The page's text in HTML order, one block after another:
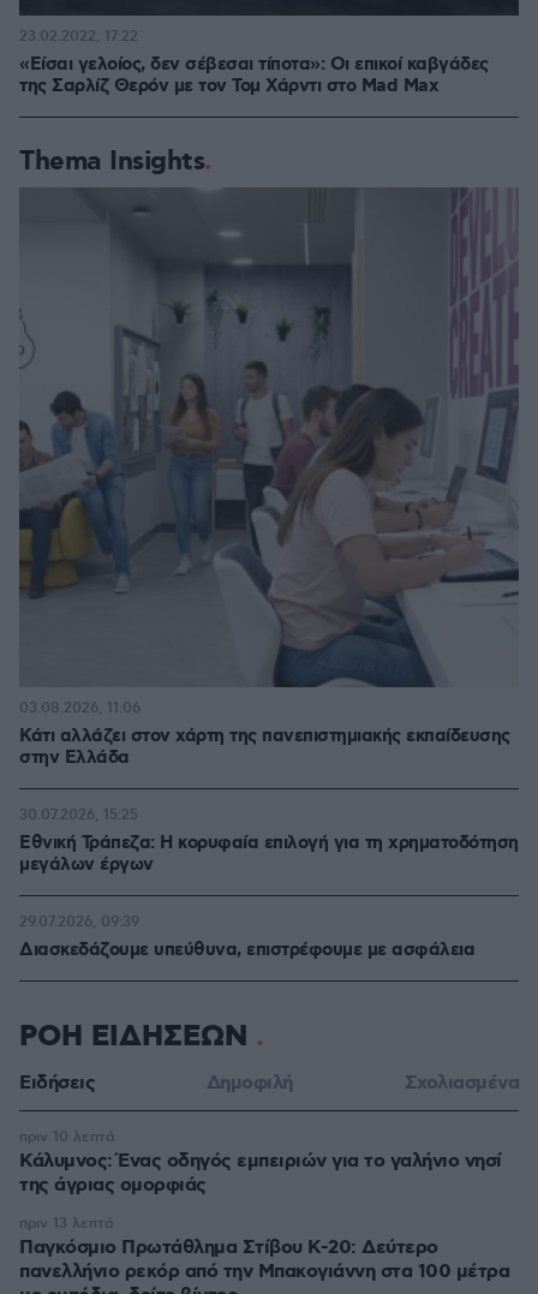
«Είσαι γελοίος, δεν σέβεσαι τίποτα»: Οι επικοί καβγάδες
της Σαρλίζ Θερόν με τον Τομ Χάρντι στο Mad Max
23.02.2022, 17:22
Thema Insights
Κάτι αλλάζει στον χάρτη της πανεπιστημιακής εκπαίδευσης
στην Ελλάδα
03.08.2026, 11:06
Εθνική Τράπεζα: Η κορυφαία επιλογή για τη χρηματοδότηση
μεγάλων έργων
30.07.2026, 15:25
Διασκεδάζουμε υπεύθυνα, επιστρέφουμε με ασφάλεια
29.07.2026, 09:39
ΡΟΗ ΕΙΔΗΣΕΩΝ
Ειδήσεις Δημοφιλή Σχολιασμένα
Κάλυμνος: Ένας οδηγός εμπειριών για το γαλήνιο νησί
της άγριας ομορφιάς
πριν 10 λεπτά
Παγκόσμιο Πρωτάθλημα Στίβου Κ-20: Δεύτερο
πανελλήνιο ρεκόρ από την Μπακογιάννη στα 100 μέτρα
πριν 13 λεπτά